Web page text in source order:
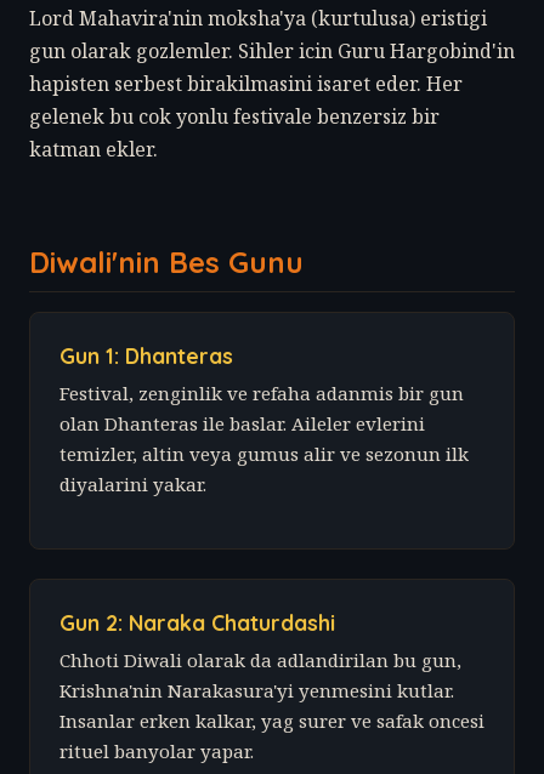
Lord Mahavira'nin moksha'ya (kurtulusa) eristigi
gun olarak gozlemler. Sihler icin Guru Hargobind'in
hapisten serbest birakilmasini isaret eder. Her
gelenek bu cok yonlu festivale benzersiz bir
katman ekler.
Diwali'nin Bes Gunu
Gun 1: Dhanteras
Festival, zenginlik ve refaha adanmis bir gun
olan Dhanteras ile baslar. Aileler evlerini
temizler, altin veya gumus alir ve sezonun ilk
diyalarini yakar.
Gun 2: Naraka Chaturdashi
Chhoti Diwali olarak da adlandirilan bu gun,
Krishna'nin Narakasura'yi yenmesini kutlar.
Insanlar erken kalkar, yag surer ve safak oncesi
rituel banyolar yapar.